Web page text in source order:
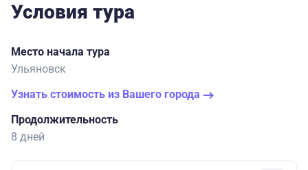
Условия тура
Место начала тура
Ульяновск
Узнать стоимость из Вашего города
Продолжительность
8 дней